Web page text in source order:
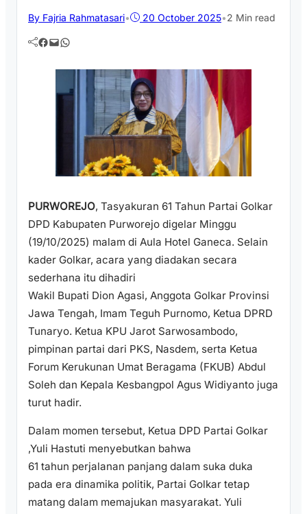
By Fajria Rahmatasari• 20 October 2025•2 Min read
Facebook Mail WhatsApp
PURWOREJO, Tasyakuran 61 Tahun Partai Golkar
DPD Kabupaten Purworejo digelar Minggu
(19/10/2025) malam di Aula Hotel Ganeca. Selain
kader Golkar, acara yang diadakan secara
sederhana itu dihadiri
Wakil Bupati Dion Agasi, Anggota Golkar Provinsi
Jawa Tengah, Imam Teguh Purnomo, Ketua DPRD
Tunaryo. Ketua KPU Jarot Sarwosambodo,
pimpinan partai dari PKS, Nasdem, serta Ketua
Forum Kerukunan Umat Beragama (FKUB) Abdul
Soleh dan Kepala Kesbangpol Agus Widiyanto juga
turut hadir.
Dalam momen tersebut, Ketua DPD Partai Golkar
,Yuli Hastuti menyebutkan bahwa
61 tahun perjalanan panjang dalam suka duka
pada era dinamika politik, Partai Golkar tetap
matang dalam memajukan masyarakat. Yuli